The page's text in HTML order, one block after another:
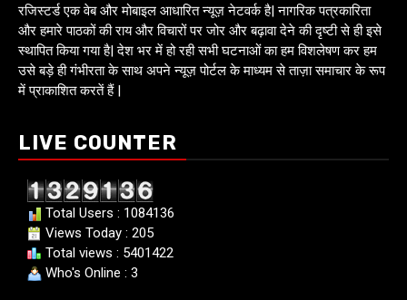
रजिस्टर्ड एक वेब और मोबाइल आधारित न्यूज़ नेटवर्क है| नागरिक पत्रकारिता
और हमारे पाठकों की राय और विचारों पर जोर और बढ़ावा देने की दृष्टी से ही इसे
स्थापित किया गया है| देश भर में हो रही सभी घटनाओं का हम विशलेषण कर हम
उसे बड़े ही गंभीरता के साथ अपने न्यूज़ पोर्टल के माध्यम से ताज़ा समाचार के रूप
में प्राकाशित करतें हैं |
LIVE COUNTER
Total Users : 1084136
Views Today : 205
Total views : 5401422
Who's Online : 3